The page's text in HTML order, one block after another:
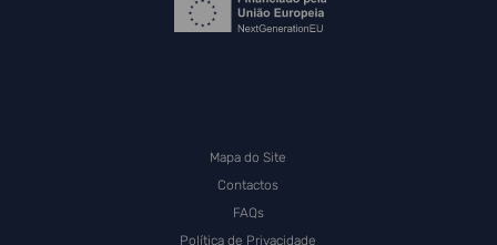
Mapa do Site
Contactos
FAQs
Política de Privacidade